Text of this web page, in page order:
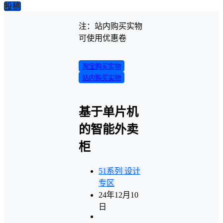
投稿
注：站内购买实物
可使用优惠卷
淘宝购买实物
站内购买实物
基于单片机
的智能外卖
柜
51系列 设计
专区
24年12月10
日